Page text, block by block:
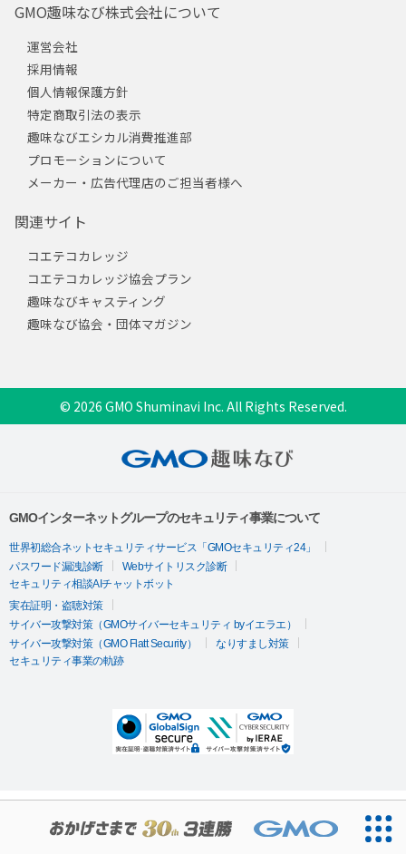
GMO趣味なび株式会社について
運営会社
採用情報
個人情報保護方針
特定商取引法の表示
趣味なびエシカル消費推進部
プロモーションについて
メーカー・広告代理店のご担当者様へ
関連サイト
コエテコカレッジ
コエテコカレッジ協会プラン
趣味なびキャスティング
趣味なび協会・団体マガジン
© 2026 GMO Shuminavi Inc. All Rights Reserved.